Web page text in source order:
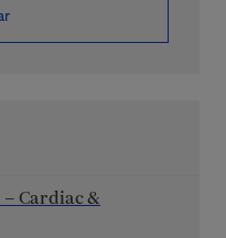
Cardiac &